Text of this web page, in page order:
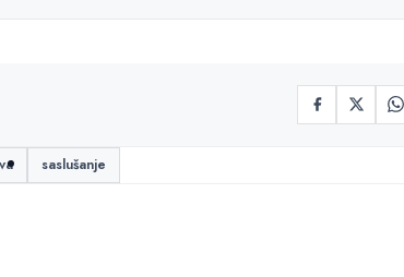
saslušanje